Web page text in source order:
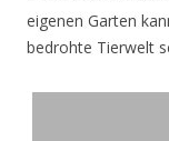
eigenen Garten
bedrohte Tierwelt